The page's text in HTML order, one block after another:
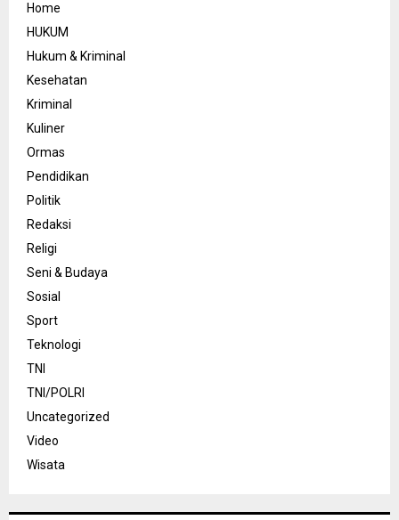
Home
HUKUM
Hukum & Kriminal
Kesehatan
Kriminal
Kuliner
Ormas
Pendidikan
Politik
Redaksi
Religi
Seni & Budaya
Sosial
Sport
Teknologi
TNI
TNI/POLRI
Uncategorized
Video
Wisata